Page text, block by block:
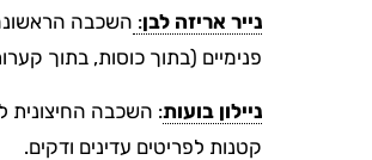
נייר אריזה לבן: השכבה
פנימיים (בתוך כוסות, בתוך
ניילון בועות: השכבה החיצונית
קטנות לפריטים עדינים ודקים.